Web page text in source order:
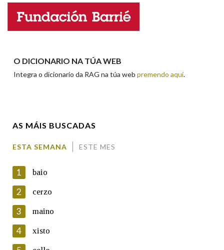
Nome
En cumprimento da normativa vixente en materia de
Protección de Datos de Carácter Persoal, a Real Academia
Galega informa a aqueles usuarios que faciliten o seu correo
electrónico, así como calquera outra información de carácter
O DICIONARIO NA TÚA WEB
Integra o dicionario da RAG na túa web premendo aquí.
AS MÁIS BUSCADAS
ESTA SEMANA ESTE MES
1 baio
2 cerzo
3 maino
4 xisto